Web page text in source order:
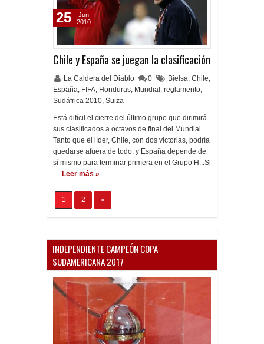
Chile y España se juegan la clasificación
La Caldera del Diablo 0 Bielsa, Chile,
España, FIFA, Honduras, Mundial , reglamento,
Sudáfrica 2010, Suiza
Está difícil el cierre del último grupo que dirimirá
sus clasificados a octavos de final del Mundial.
Tanto que el líder, Chile, con dos victorias, podría
quedarse afuera de todo, y España depende de
sí mismo para terminar primera en el Grupo H...Si
… Leer más »
25
Jun
2010
1 2 »
INDEPENDIENTE CAMPEÓN COPA
SUDAMERICANA 2017